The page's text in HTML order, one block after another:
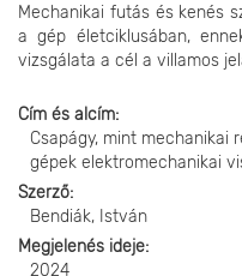
Mechanikai futás és kenés
a gép életciklusában,
vizsgálata a cél a villamos
Cím és alcím
Csapágy, mint mechanikai
gépek elektromechanikai
Szerző
Bendiák, István
Megjelenés ideje
2024